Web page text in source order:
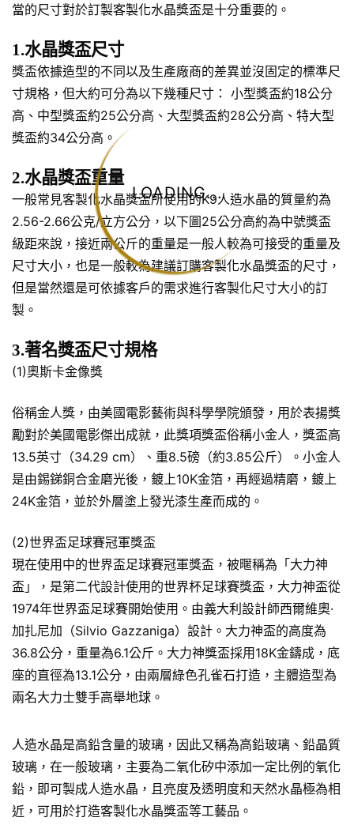
LOADING...
當的尺寸對於訂製客製化水晶獎盃是十分重要的。
1.水晶獎盃尺寸
獎盃依據造型的不同以及生產廠商的差異並沒固定的標準尺
寸規格，但大約可分為以下幾種尺寸： 小型獎盃約18公分
高、中型獎盃約25公分高、大型獎盃約28公分高、特大型
獎盃約34公分高。
2.水晶獎盃重量
一般常見客製化水晶獎盃所使用的K9人造水晶的質量約為
2.56-2.66公克/立方公分，以下圖25公分高約為中號獎盃
級距來說，接近兩公斤的重量是一般人較為可接受的重量及
尺寸大小，也是一般較為建議訂購客製化水晶獎盃的尺寸，
但是當然還是可依據客戶的需求進行客製化尺寸大小的訂
製。
3.著名獎盃尺寸規格
(1)奧斯卡金像獎
俗稱金人獎，由美國電影藝術與科學學院頒發，用於表揚獎
勵對於美國電影傑出成就，此獎項獎盃俗稱小金人，獎盃高
13.5英寸（34.29 cm）、重8.5磅（約3.85公斤）。小金人
是由錫銻銅合金磨光後，鍍上10K金箔，再經過精磨，鍍上
24K金箔，並於外層塗上發光漆生產而成的。
(2)世界盃足球賽冠軍獎盃
現在使用中的世界盃足球賽冠軍獎盃，被暱稱為「大力神
盃」，是第二代設計使用的世界杯足球賽獎盃，大力神盃從
1974年世界盃足球賽開始使用。由義大利設計師西爾維奧·
加扎尼加（Silvio Gazzaniga）設計。大力神盃的高度為
36.8公分，重量為6.1公斤。大力神獎盃採用18K金鑄成，底
座的直徑為13.1公分，由兩層綠色孔雀石打造，主體造型為
兩名大力士雙手高舉地球。
人造水晶是高鉛含量的玻璃，因此又稱為高鉛玻璃、鉛晶質
玻璃，在一般玻璃，主要為二氧化矽中添加一定比例的氧化
鉛，即可製成人造水晶，且亮度及透明度和天然水晶極為相
近，可用於打造客製化水晶獎盃等工藝品。